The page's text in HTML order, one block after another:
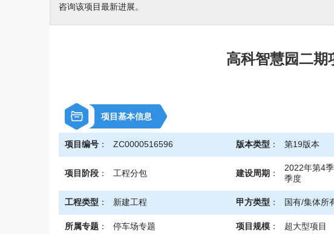
咨询该项目最新进展。
高科智慧园二期
项目基本信息
项目编号 ： ZC0000516596 版本类型 ： 第19版本
项目阶段 ： 工程分包 建设周期 ：
2022年第4
季度
工程类型 ： 新建工程 甲方类型 ： 国有/集体所
所属专题 ： 停车场专题 项目规模 ： 超大型项目